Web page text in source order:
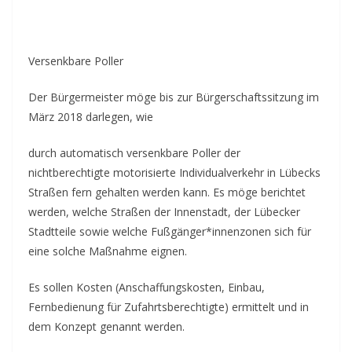
Versenkbare Poller
Der Bürgermeister möge bis zur Bürgerschaftssitzung im
März 2018 darlegen, wie
durch automatisch versenkbare Poller der
nichtberechtigte motorisierte Individualverkehr in Lübecks
Straßen fern gehalten werden kann. Es möge berichtet
werden, welche Straßen der Innenstadt, der Lübecker
Stadtteile sowie welche Fußgänger*innenzonen sich für
eine solche Maßnahme eignen.
Es sollen Kosten (Anschaffungskosten, Einbau,
Fernbedienung für Zufahrtsberechtigte) ermittelt und in
dem Konzept genannt werden.